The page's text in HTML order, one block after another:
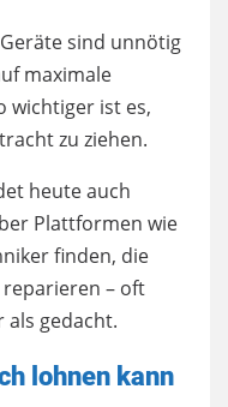
sind unnötig
maximale
wichtiger ist es,
zu ziehen.
heute auch
Plattformen wie
finden, die
– oft
gedacht.
lohnen kann